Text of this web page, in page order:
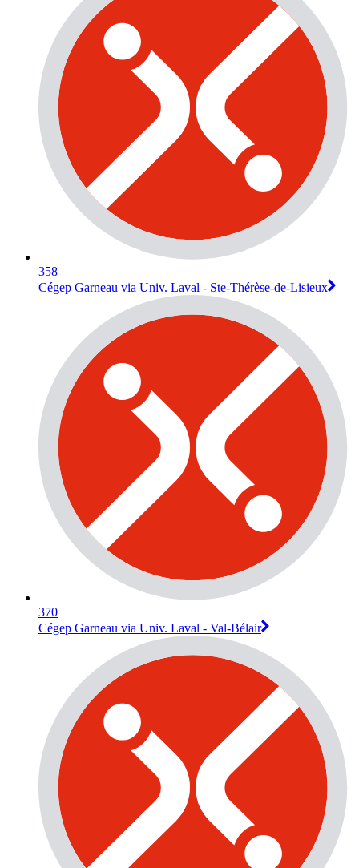
358
Cégep Garneau via Univ. Laval - Ste-Thérèse-de-Lisieux
370
Cégep Garneau via Univ. Laval - Val-Bélair